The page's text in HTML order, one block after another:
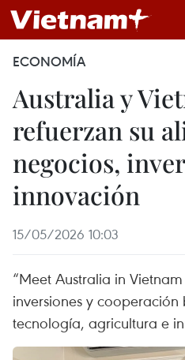
ECONOMÍA
Australia y
refuerzan su
negocios,
innovación
15/05/2026 10:03
“Meet Australia in
inversiones y
tecnología, agricultura e